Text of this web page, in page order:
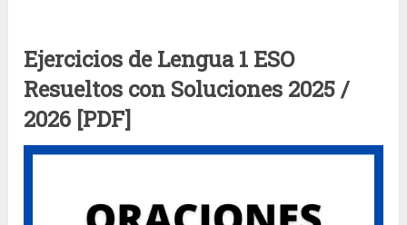
Ejercicios de Lengua 1 ESO
Resueltos con Soluciones 2025 /
2026 [PDF]